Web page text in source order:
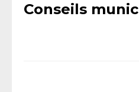
Conseils